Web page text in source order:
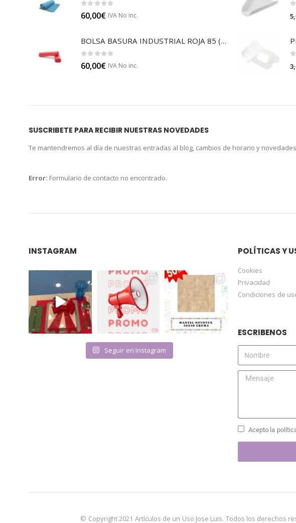
0out of 5
60,00€ IVA No inc.
BOLSA BASURA INDUSTRIAL ROJA 85 (B014)
0out of 5
60,00€ IVA No inc.
SUSCRIBETE PARA RECIBIR NUESTRAS NOVEDADES
Te mantendremos al día de nuestras entradas al blog, cambios de horario y
Error: Formulario de contacto no encontrado.
INSTAGRAM
Seguir en Instagram
POLÍTICAS Y
Cookies
Privacidad
Condiciones de
ESCRIBENOS
Acepto la
© Copyright 2021 Artículos de un Uso Jose Luis. Todos los derechos